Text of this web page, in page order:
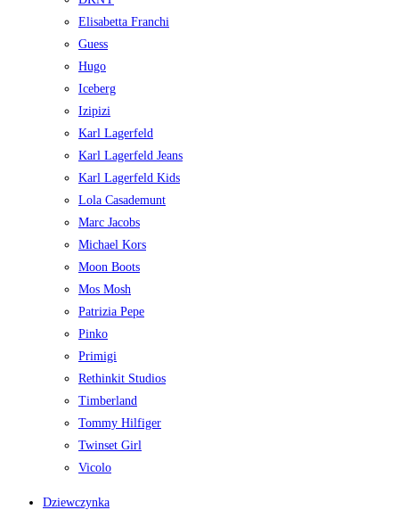
Elisabetta Franchi
Guess
Hugo
Iceberg
Izipizi
Karl Lagerfeld
Karl Lagerfeld Jeans
Karl Lagerfeld Kids
Lola Casademunt
Marc Jacobs
Michael Kors
Moon Boots
Mos Mosh
Patrizia Pepe
Pinko
Primigi
Rethinkit Studios
Timberland
Tommy Hilfiger
Twinset Girl
Vicolo
Dziewczynka